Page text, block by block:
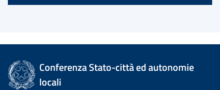
Conferenza Stato-città ed autonomie
locali